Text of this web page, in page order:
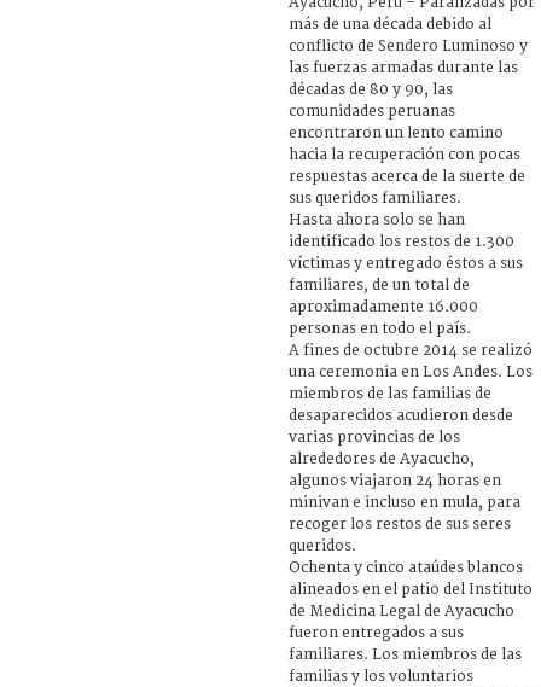
más de una década debido al
conflicto de Sendero Luminoso y
las fuerzas armadas durante las
décadas de 80 y 90, las
comunidades peruanas
encontraron un lento camino
hacia la recuperación con pocas
respuestas acerca de la suerte de
sus queridos familiares.
Hasta ahora solo se han
identificado los restos de 1.300
víctimas y entregado éstos a sus
familiares, de un total de
aproximadamente 16.000
personas en todo el país.
A fines de octubre 2014 se realizó
una ceremonia en Los Andes. Los
miembros de las familias de
desaparecidos acudieron desde
varias provincias de los
alrededores de Ayacucho,
algunos viajaron 24 horas en
minivan e incluso en mula, para
recoger los restos de sus seres
queridos.
Ochenta y cinco ataúdes blancos
alineados en el patio del Instituto
de Medicina Legal de Ayacucho
fueron entregados a sus
familiares. Los miembros de las
familias y los voluntarios